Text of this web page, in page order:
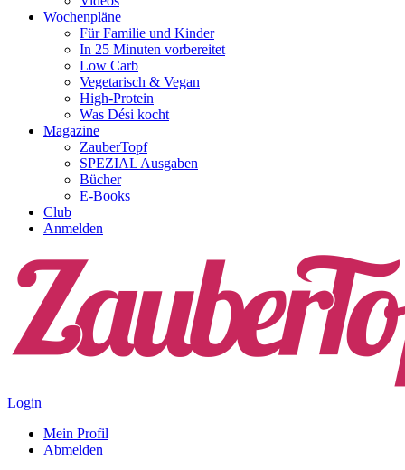
Wochenpläne
Für Familie und Kinder
In 25 Minuten vorbereitet
Low Carb
Vegetarisch & Vegan
High-Protein
Was Dési kocht
Magazine
ZauberTopf
SPEZIAL Ausgaben
Bücher
E-Books
Club
Anmelden
Login
Mein Profil
Abmelden